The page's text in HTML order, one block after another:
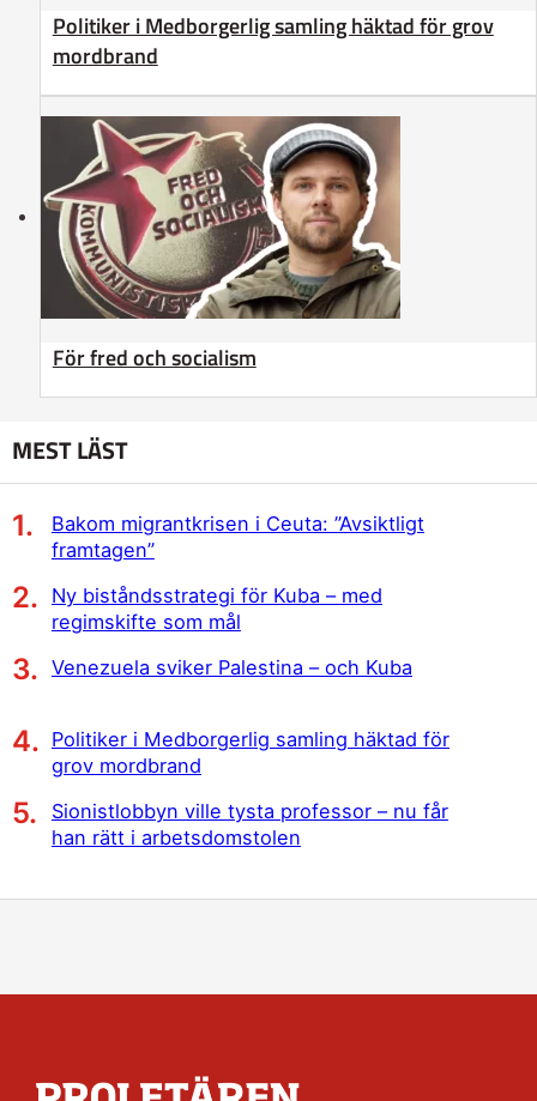
Politiker i Medborgerlig samling häktad för grov
mordbrand
För fred och socialism
MEST LÄST
Bakom migrantkrisen i Ceuta: ”Avsiktligt
framtagen”
Ny biståndsstrategi för Kuba – med
regimskifte som mål
Venezuela sviker Palestina – och Kuba
Politiker i Medborgerlig samling häktad för
grov mordbrand
Sionistlobbyn ville tysta professor – nu får
han rätt i arbetsdomstolen